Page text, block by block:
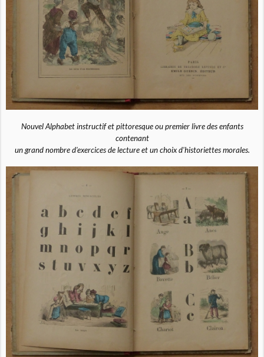
Nouvel Alphabet instructif et pittoresque ou premier livre des enfants
contenant
un grand nombre d'exercices de lecture et un choix d'historiettes morales.